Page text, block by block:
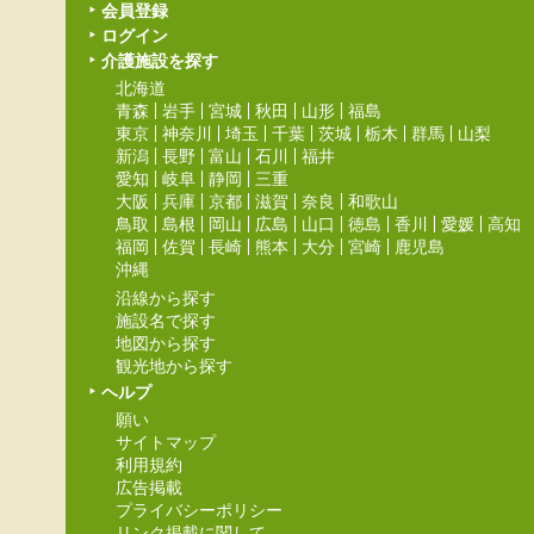
会員登録
ログイン
介護施設を探す
北海道
青森
岩手 宮城 秋田 山形
福島
東京
神奈川 埼玉 千葉 茨城 栃木 群馬
山梨
新潟
長野 富山 石川
福井
愛知
岐阜 静岡
三重
大阪
兵庫 京都 滋賀 奈良
和歌山
鳥取
島根 岡山 広島 山口 徳島 香川 愛媛
高知
福岡
佐賀 長崎 熊本 大分 宮崎
鹿児島
沖縄
沿線から探す
施設名で探す
地図から探す
観光地から探す
ヘルプ
願い
サイトマップ
利用規約
広告掲載
プライバシーポリシー